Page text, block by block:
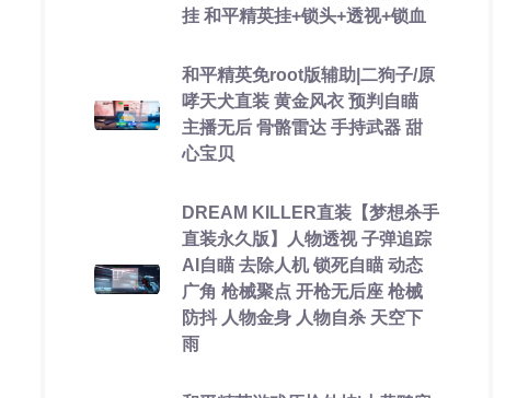
挂 和平精英挂+锁头+透视+锁血
和平精英免root版辅助|二狗子/原
哮天犬直装 黄金风衣 预判自瞄
主播无后 骨骼雷达 手持武器 甜
心宝贝
DREAM KILLER直装【梦想杀手
直装永久版】人物透视 子弹追踪
AI自瞄 去除人机 锁死自瞄 动态
广角 枪械聚点 开枪无后座 枪械
防抖 人物金身 人物自杀 天空下
雨